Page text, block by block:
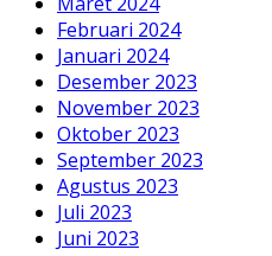
Februari 2024
Januari 2024
Desember 2023
November 2023
Oktober 2023
September 2023
Agustus 2023
Juli 2023
Juni 2023